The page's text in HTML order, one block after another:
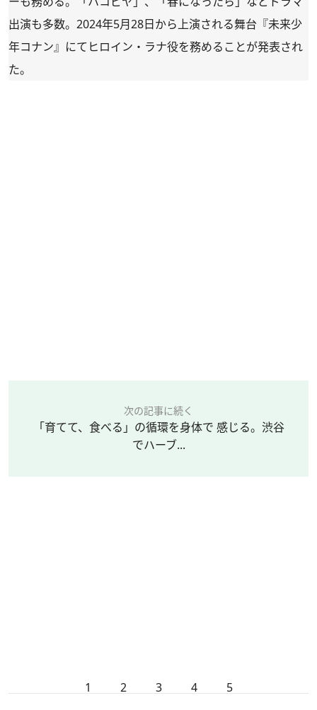
出演も多数。2024年5月28日から上演される舞台『未来少
年コナン』にてヒロイン・ラナ役を務めることが発表され
た。
次の記事に続く
「育てて、食べる」の循環を身体で 感じる。渋谷
でハーブ...
1 2 3 4 5